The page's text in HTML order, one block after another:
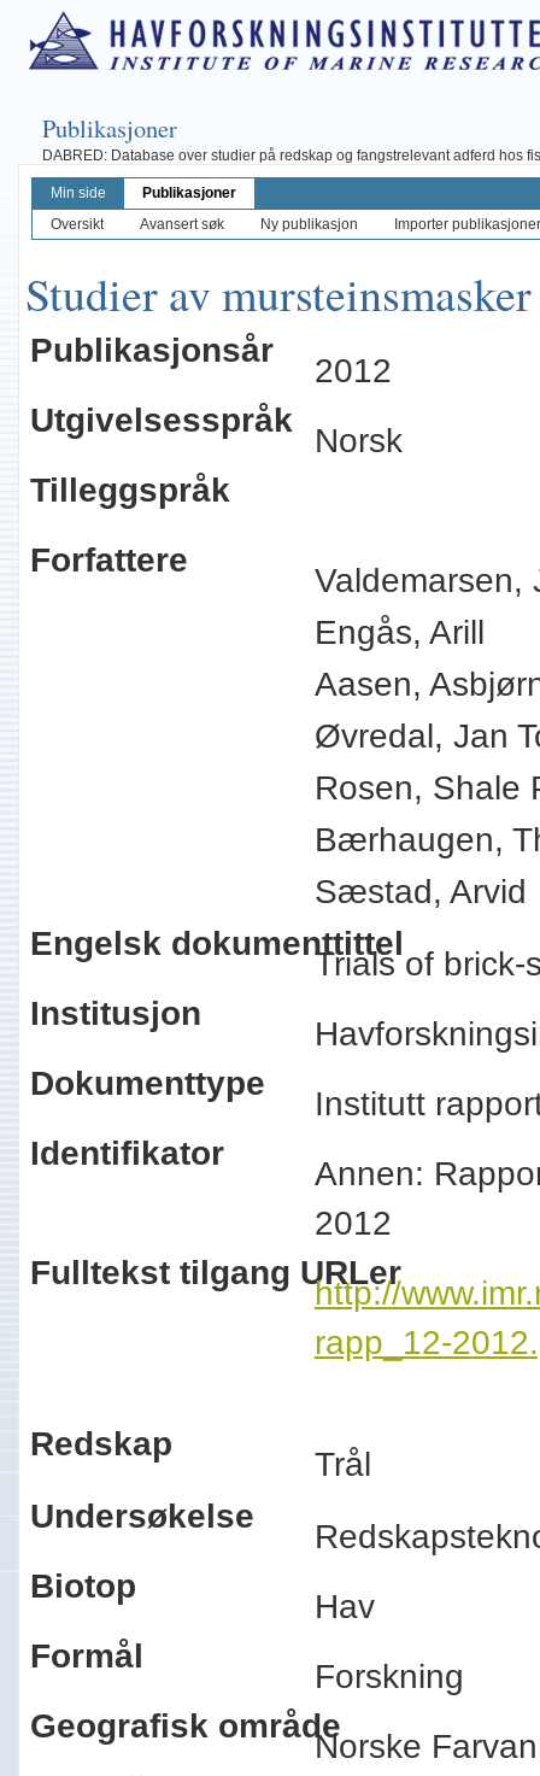
Publikasjoner
DABRED: Database over studier på redskap og fangstrelevant adferd hos
Min side
Publikasjoner
Oversikt
Avansert søk Ny publikasjon Importer
Studier av
Publikasjonsår
2012
Utgivelsesspråk
Norsk
Tilleggspråk
Forfattere
Valdemarsen,
Engås, Arill
Aasen,
Øvredal, Jan
Rosen, Shale
Bærhaugen,
Sæstad, Arvid
Engelsk dokumenttittel
Trials of
Institusjon
Dokumenttype
Institutt
Identifikator
Annen:
2012
Fulltekst tilgang URLer
http://
rapp_12-
Redskap
Trål
Undersøkelse
Biotop
Hav
Formål
Forskning
Geografisk område
Norske